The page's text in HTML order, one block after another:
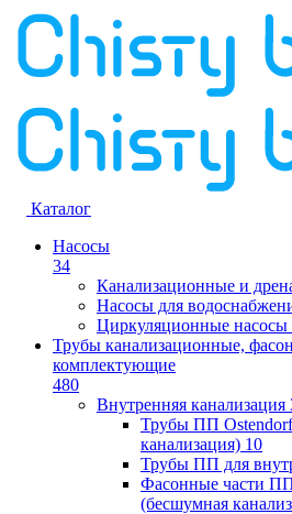
Каталог
Насосы
34
Канализационные и
Насосы для
Циркуляционные насосы
Трубы канализационные,
комплектующие
480
Внутренняя канализация
Трубы ПП
канализация) 10
Трубы ПП для
Фасонные части
(бесшумная